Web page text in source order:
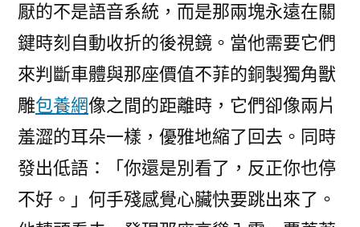
厭的不是語音系統，而是那兩塊永遠在關
鍵時刻自動收折的後視鏡。當他需要它們
來判斷車體與那座價值不菲的銅製獨角獸
雕包養網像之間的距離時，它們卻像兩片
羞澀的耳朵一樣，優雅地縮了回去。同時
發出低語：「你還是別看了，反正你也停
不好。」何手殘感覺心臟快要跳出來了。